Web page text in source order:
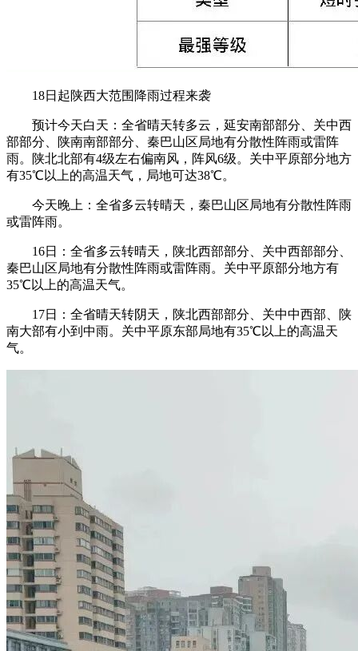
18日起陕西大范围降雨过程来袭
预计今天白天：全省晴天转多云，延安南部部分、关中西
部部分、陕南南部部分、秦巴山区局地有分散性阵雨或雷阵
雨。陕北北部有4级左右偏南风，阵风6级。关中平原部分地方
有35℃以上的高温天气，局地可达38℃。
今天晚上：全省多云转晴天，秦巴山区局地有分散性阵雨
或雷阵雨。
16日：全省多云转晴天，陕北西部部分、关中西部部分、
秦巴山区局地有分散性阵雨或雷阵雨。关中平原部分地方有
35℃以上的高温天气。
17日：全省晴天转阴天，陕北西部部分、关中中西部、陕
南大部有小到中雨。关中平原东部局地有35℃以上的高温天
气。